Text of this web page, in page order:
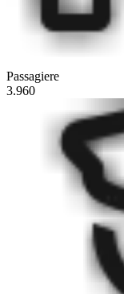
Passagiere
3.960